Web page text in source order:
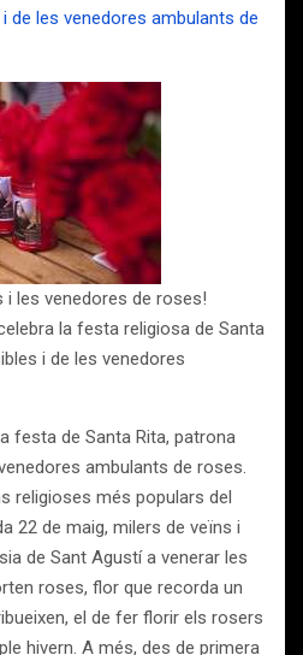
de les venedores ambulants de
les venedores de roses!
la festa religiosa de Santa
i de les venedores
festa de Santa Rita, patrona
ambulants de roses.
religioses més populars del
22 de maig, milers de veïns i
de Sant Agustí a venerar les
roses, flor que recorda un
el de fer florir els rosers
hivern. A més, des de primera